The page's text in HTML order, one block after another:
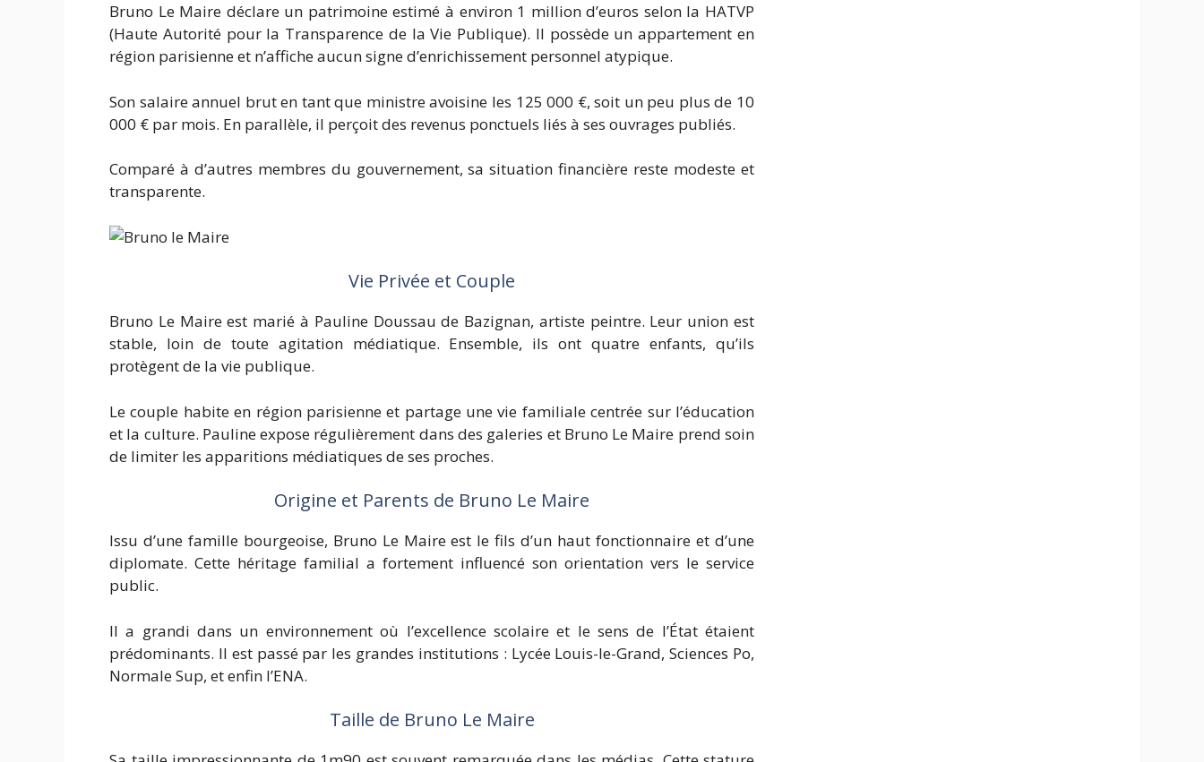
Bruno Le Maire déclare un patrimoine estimé à environ 1 million d’euros selon la HATVP
(Haute Autorité pour la Transparence de la Vie Publique). Il possède un appartement en
région parisienne et n’affiche aucun signe d’enrichissement personnel atypique.
Son salaire annuel brut en tant que ministre avoisine les 125 000 €, soit un peu plus de 10
000 € par mois. En parallèle, il perçoit des revenus ponctuels liés à ses ouvrages publiés.
Comparé à d’autres membres du gouvernement, sa situation financière reste modeste et
transparente.
Vie Privée et Couple
Bruno Le Maire est marié à Pauline Doussau de Bazignan, artiste peintre. Leur union est
stable, loin de toute agitation médiatique. Ensemble, ils ont quatre enfants, qu’ils
protègent de la vie publique.
Le couple habite en région parisienne et partage une vie familiale centrée sur l’éducation
et la culture. Pauline expose régulièrement dans des galeries et Bruno Le Maire prend soin
de limiter les apparitions médiatiques de ses proches.
Origine et Parents de Bruno Le Maire
Issu d’une famille bourgeoise, Bruno Le Maire est le fils d’un haut fonctionnaire et d’une
diplomate. Cette héritage familial a fortement influencé son orientation vers le service
public.
Il a grandi dans un environnement où l’excellence scolaire et le sens de l’État étaient
prédominants. Il est passé par les grandes institutions : Lycée Louis-le-Grand, Sciences Po,
Normale Sup, et enfin l’ENA.
Taille de Bruno Le Maire